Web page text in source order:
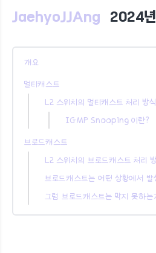
JaehyoJJAng 2024
개요
멀티캐스트
L2 스위치의 멀티캐스트 처리 방식
IGMP Snooping 이란?
브로드캐스트
L2 스위치의 브로드캐스트 처리
브로드캐스트는 어떤 상황에서 발
그럼 브로드캐스트는 막지 못하는